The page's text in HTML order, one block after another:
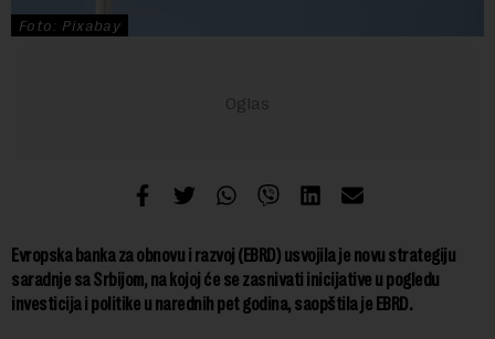
Foto: Pixabay
Evropska banka za obnovu i razvoj (EBRD) usvojila je novu strategiju
saradnje sa Srbijom, na kojoj će se zasnivati inicijative u pogledu
investicija i politike u narednih pet godina, saopštila je EBRD.